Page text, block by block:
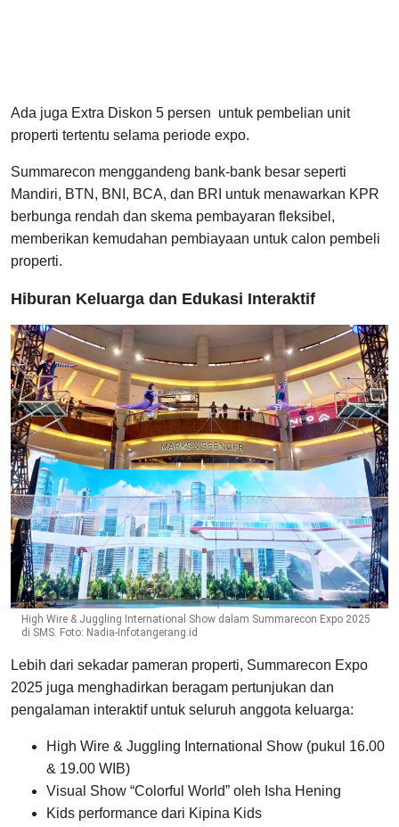
Ada juga Extra Diskon 5 persen untuk pembelian unit
properti tertentu selama periode expo.
Summarecon menggandeng bank-bank besar seperti
Mandiri, BTN, BNI, BCA, dan BRI untuk menawarkan KPR
berbunga rendah dan skema pembayaran fleksibel,
memberikan kemudahan pembiayaan untuk calon pembeli
properti.
Hiburan Keluarga dan Edukasi Interaktif
High Wire & Juggling International Show dalam Summarecon Expo 2025
di SMS. Foto: Nadia-Infotangerang.id
Lebih dari sekadar pameran properti, Summarecon Expo
2025 juga menghadirkan beragam pertunjukan dan
pengalaman interaktif untuk seluruh anggota keluarga:
High Wire & Juggling International Show (pukul 16.00
& 19.00 WIB)
Visual Show “Colorful World” oleh Isha Hening
Kids performance dari Kipina Kids